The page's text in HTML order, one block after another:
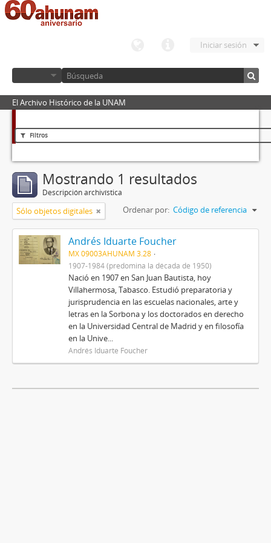
Iniciar sesión
El Archivo Histórico de la UNAM
Filtros
Mostrando 1 resultados
Descripción archivística
Sólo objetos digitales Ordenar por: Código de referencia
Andrés Iduarte Foucher
MX 09003AHUNAM 3.28
1907-1984 (predomina la década de 1950)
Nació en 1907 en San Juan Bautista, hoy
Villahermosa, Tabasco. Estudió preparatoria y
jurisprudencia en las escuelas nacionales, arte y
letras en la Sorbona y los doctorados en derecho
en la Universidad Central de Madrid y en filosofía
en la Unive...
Andrés Iduarte Foucher